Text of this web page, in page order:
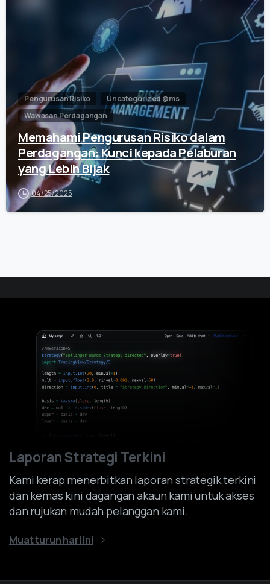
Pengurusan Risiko
Uncategorized @ms
Wawasan Perdagangan
Memahami Pengurusan Risiko dalam
Perdagangan: Kunci kepada Pelaburan
yang Lebih Bijak
04/25/2025
Laporan Strategi Terkini
Kami kerap menerbitkan laporan strategik terkini
dan kemas kini dagangan akaun kami untuk akses
dan rujukan mudah pelanggan kami.
Muat turun hari ini